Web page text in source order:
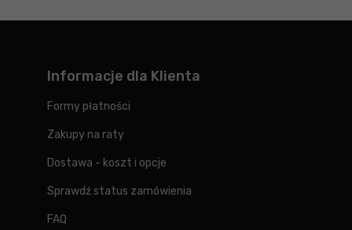
Informacje dla Klienta
Formy płatności
Zakupy na raty
Dostawa - koszt i opcje
Sprawdź status zamówienia
FAQ